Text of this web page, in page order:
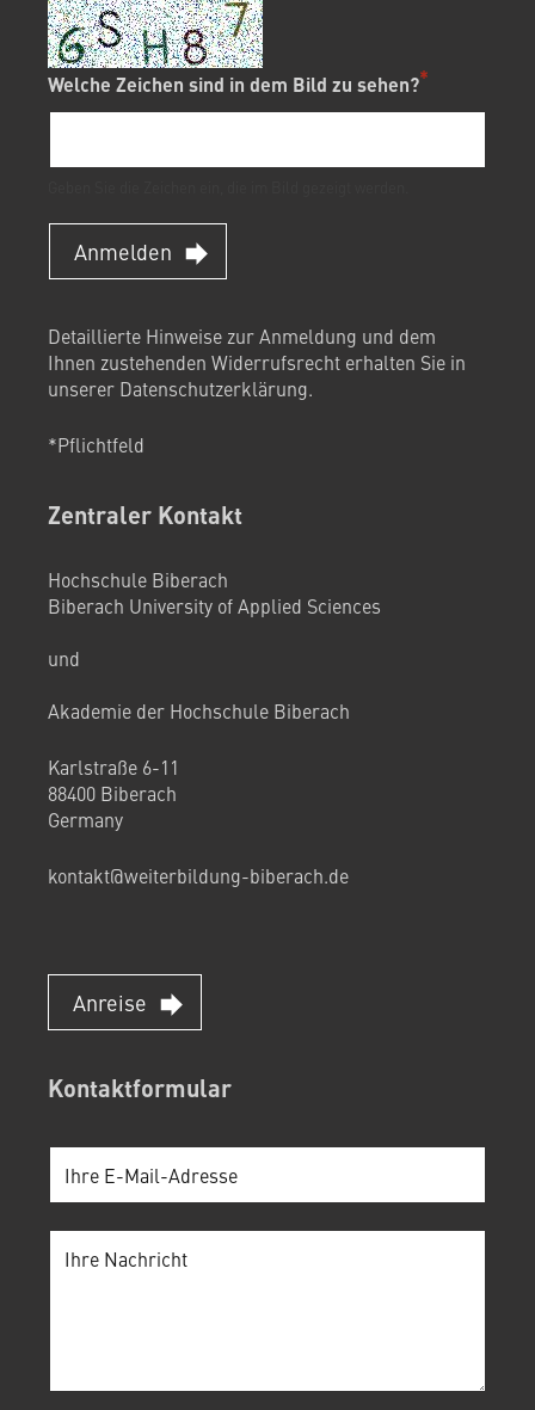
Welche Zeichen sind in dem Bild zu sehen?
Anmelden
Detaillierte Hinweise zur Anmeldung und dem
Ihnen zustehenden Widerrufsrecht erhalten Sie in
unserer Datenschutzerklärung.
*Pflichtfeld
Zentraler Kontakt
Hochschule Biberach
Biberach University of Applied Sciences
und
Akademie der Hochschule Biberach
Karlstraße 6-11
88400 Biberach
Germany
kontakt@weiterbildung-biberach.de
Anreise
Kontaktformular